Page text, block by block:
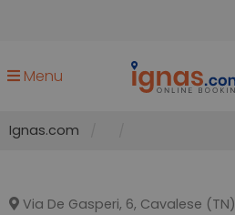
Menu
Ignas.com
Via De Gasperi, 6, Cavalese (TN)